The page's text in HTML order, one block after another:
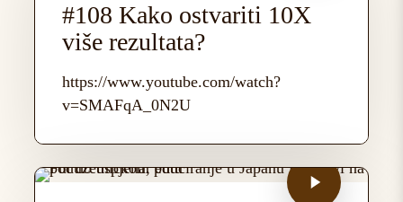
#108 Kako ostvariti 10X
više rezultata?
https://www.youtube.com/watch?
v=SMAFqA_0N2U